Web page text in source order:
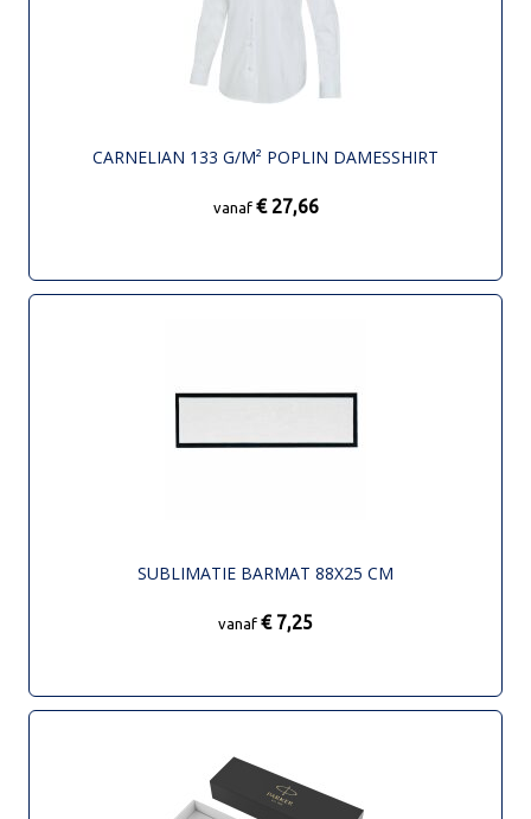
CARNELIAN 133 G/M² POPLIN DAMESSHIRT
vanaf € 27,66
SUBLIMATIE BARMAT 88X25 CM
vanaf € 7,25